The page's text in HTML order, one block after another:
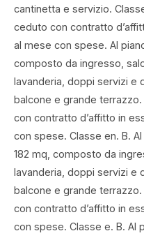
cantinetta e servizio.
ceduto con contratto
al mese con spese. Al
composto da ingresso,
lavanderia, doppi servizi e
balcone e grande
con contratto d’affitto in
con spese. Classe en. B.
182 mq, composto da
lavanderia, doppi servizi e
balcone e grande
con contratto d’affitto in
con spese. Classe e. B. Al